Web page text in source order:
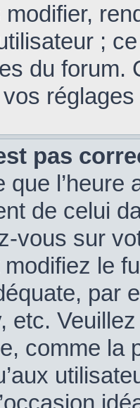
;
du forum.
pas
que
de celui
vous sur
modifiez le
par
etc.
comme la